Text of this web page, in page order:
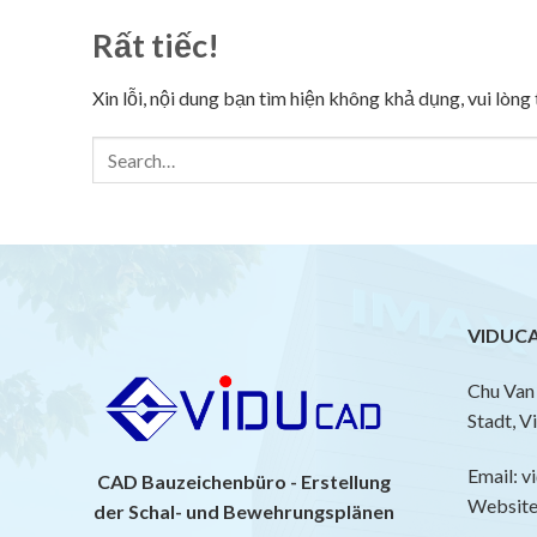
Rất tiếc!
Xin lỗi, nội dung bạn tìm hiện không khả dụng, vui
CAD Bauzeichenbüro - Erstellung
der Schal- und Bewehrungsplänen
Chu
Stadt,
Email: